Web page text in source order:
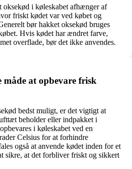
oksekød i køleskabet afhænger af
friskt kødet var ved købet og
bør hakket oksekød bruges
Hvis kødet har ændret farve,
overflade, bør det ikke anvendes.
måde at opbevare frisk
bedst muligt, er det vigtigt at
beholder eller indpakket i
i køleskabet ved en
Celsius for at forhindre
også at anvende kødet inden for et
sikre, at det forbliver friskt og sikkert